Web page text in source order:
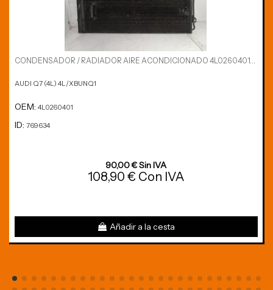
CONDENSADOR / RADIADOR AIRE ACONDICIONADO 4L0260401...
AUDI Q7 (4L) 4L/XBUNQ1
OEM: 4L0260401
ID: 769634
90,00 € Sin IVA
108,90 € Con IVA
Añadir a la cesta